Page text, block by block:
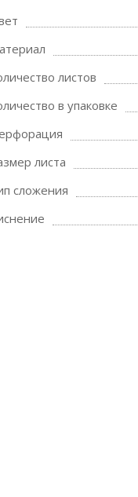
листов
в упаковке
листа
сложения